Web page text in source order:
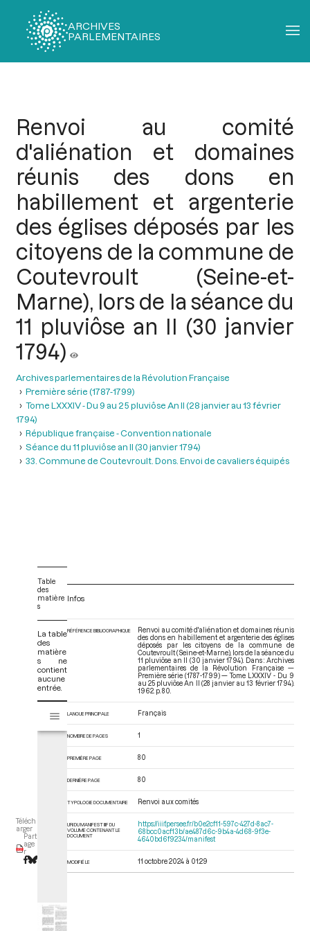
ARCHIVES
PARLEMENTAIRES
Renvoi au comité
d'aliénation et domaines
réunis des dons en
habillement et argenterie
des églises déposés par les
citoyens de la commune de
Coutevroult (Seine-et-
Marne), lors de la séance du
11 pluviôse an II (30 janvier
1794)
Archives parlementaires de la Révolution Française
Première série (1787-1799)
Tome LXXXIV - Du 9 au 25 pluviôse An II (28 janvier au 13 février
1794)
République française - Convention nationale
Séance du 11 pluviôse an II (30 janvier 1794)
33. Commune de Coutevroult. Dons. Envoi de cavaliers équipés
Téléch
arger
Part
age
r
Table
des
matière
s
La table
des
matière
s ne
contient
aucune
entrée.
s
d
o
Tome LXXXIV - Du 9 au 25 pluviôse An II (28 janvier au 13 février 1794)
Infos
RÉFÉRENCE BIBLIOGRAPHIQUE
Renvoi au comité d'aliénation et domaines réunis
des dons en habillement et argenterie des églises
déposés par les citoyens de la commune de
Coutevroult (Seine-et-Marne), lors de la séance du
11 pluviôse an II (30 janvier 1794). Dans : Archives
parlementaires de la Révolution Française —
Première série (1787-1799) — Tome LXXXIV - Du 9
au 25 pluviôse An II (28 janvier au 13 février 1794).
1962. p. 80.
LANGUE PRINCIPALE Français
NOMBRE DE PAGES 1
PREMIÈRE PAGE 80
DERNIÈRE PAGE 80
TYPOLOGIE DOCUMENTAIRE Renvoi aux comités
URI DU MANIFEST IIIF DU
VOLUME CONTENANT LE
DOCUMENT
https://iiif.persee.fr/b0e2cf11-597c-427d-8ac7-
68bcc0acf13b/ae487d6c-9b4a-4d68-9f3e-
4640bd6f9234/manifest
MODIFIÉ LE 11 octobre 2024 à 01:29